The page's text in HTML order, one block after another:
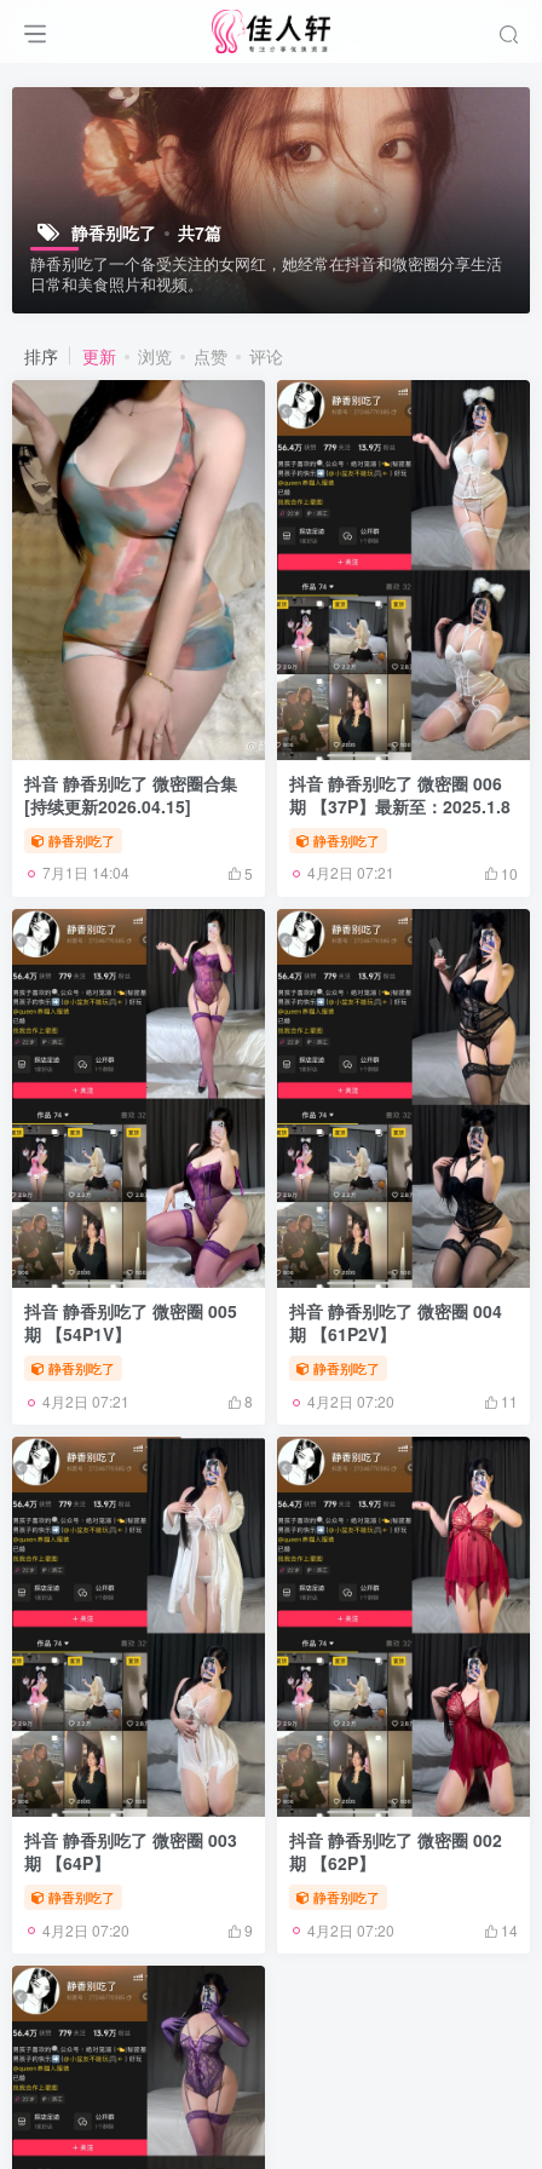
静香别吃了 共7篇
静香别吃了一个备受关注的女网红，她经常在抖音和微密圈分享生活
日常和美食照片和视频。
排序 更新 浏览 点赞 评论
抖音 静香别吃了 微密圈合集
[持续更新2026.04.15]
静香别吃了
7月1日 14:04 5
抖音 静香别吃了 微密圈 006
期 【37P】最新至：2025.1.8
静香别吃了
4月2日 07:21 10
抖音 静香别吃了 微密圈 005
期 【54P1V】
静香别吃了
4月2日 07:21 8
抖音 静香别吃了 微密圈 004
期 【61P2V】
静香别吃了
4月2日 07:20 11
抖音 静香别吃了 微密圈 003
期 【64P】
静香别吃了
4月2日 07:20 9
抖音 静香别吃了 微密圈 002
期 【62P】
静香别吃了
4月2日 07:20 14